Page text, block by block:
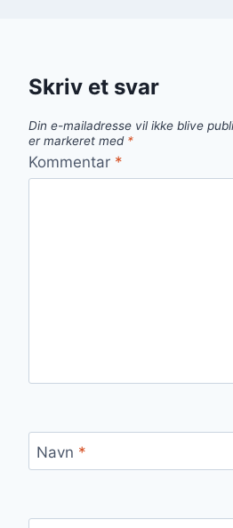
Skriv et svar
Din e-mailadresse vil ikke blive
er markeret med *
Kommentar *
Navn *